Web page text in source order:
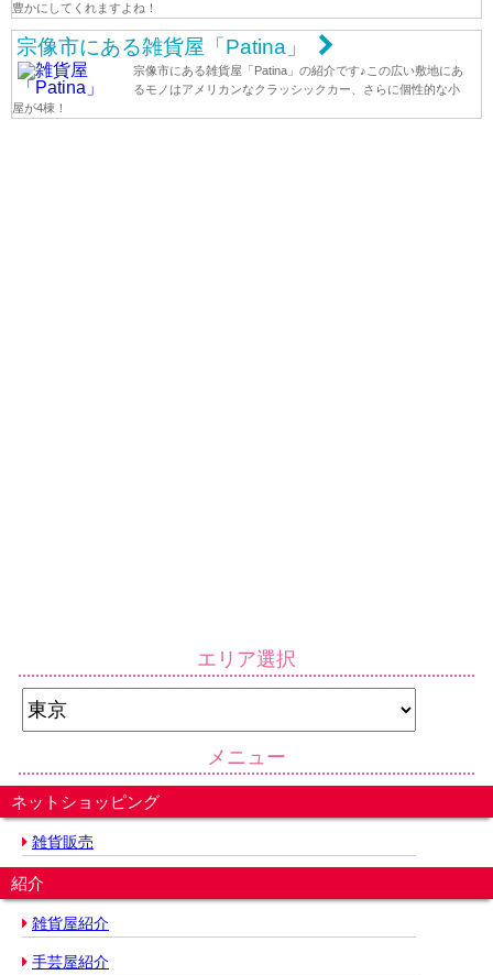
豊かにしてくれますよね！
宗像市にある雑貨屋「Patina」
宗像市にある雑貨屋「Patina」の紹介です♪この広い敷地にあ
るモノはアメリカンなクラッシックカー、さらに個性的な小
屋が4棟！
エリア選択
メニュー
ネットショッピング
雑貨販売
紹介
雑貨屋紹介
手芸屋紹介